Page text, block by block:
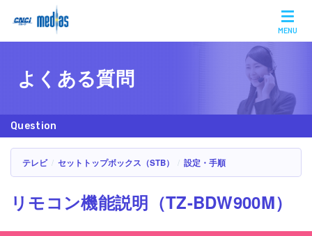
MENU
よくある質問
テレビ セットトップボックス（STB） 設定・手順
リモコン機能説明（TZ-BDW900M）